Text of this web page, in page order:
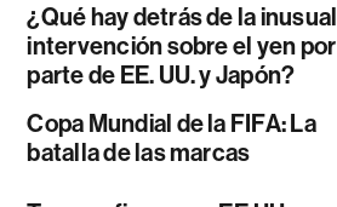
¿Qué hay detrás de la inusual
intervención sobre el yen por
parte de EE. UU. y Japón?
Copa Mundial de la FIFA: La
batalla de las marcas